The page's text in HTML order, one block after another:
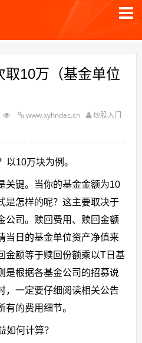
取10万（基金单位
www.xyhndec.cn
炒股入门
以10万块为例。
关键。当你的基金金额为10
是怎样的呢？这主要取决于
公司。赎回费用、赎回金额
当日的基金单位资产净值来
金额等于赎回份额乘以T日基
是根据各基金公司的招募说
，一定要仔细阅读相关公告
的费用细节。
如何计算？